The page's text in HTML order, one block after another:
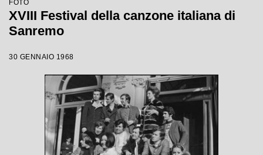
FOTO
XVIII Festival della canzone italiana di
Sanremo
30 GENNAIO 1968